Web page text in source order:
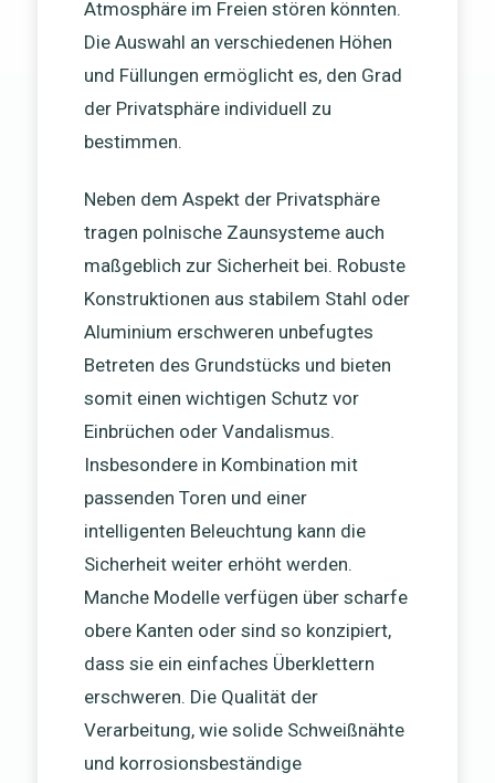
Atmosphäre im Freien stören könnten.
Die Auswahl an verschiedenen Höhen
und Füllungen ermöglicht es, den Grad
der Privatsphäre individuell zu
bestimmen.
Neben dem Aspekt der Privatsphäre
tragen polnische Zaunsysteme auch
maßgeblich zur Sicherheit bei. Robuste
Konstruktionen aus stabilem Stahl oder
Aluminium erschweren unbefugtes
Betreten des Grundstücks und bieten
somit einen wichtigen Schutz vor
Einbrüchen oder Vandalismus.
Insbesondere in Kombination mit
passenden Toren und einer
intelligenten Beleuchtung kann die
Sicherheit weiter erhöht werden.
Manche Modelle verfügen über scharfe
obere Kanten oder sind so konzipiert,
dass sie ein einfaches Überklettern
erschweren. Die Qualität der
Verarbeitung, wie solide Schweißnähte
und korrosionsbeständige